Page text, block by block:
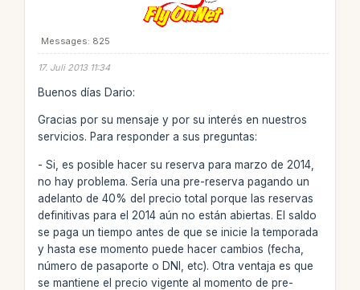
Messages: 825
17. Juli 2013 11:34
Buenos días Dario:
Gracias por su mensaje y por su interés en nuestros
servicios. Para responder a sus preguntas:
- Si, es posible hacer su reserva para marzo de 2014,
no hay problema. Sería una pre-reserva pagando un
adelanto de 40% del precio total porque las reservas
definitivas para el 2014 aún no están abiertas. El saldo
se paga un tiempo antes de que se inicie la temporada
y hasta ese momento puede hacer cambios (fecha,
número de pasaporte o DNI, etc). Otra ventaja es que
se mantiene el precio vigente al momento de pre-